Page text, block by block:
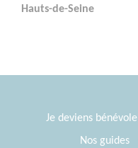
Hauts-de-Seine
Je deviens bénévole
Nos guides